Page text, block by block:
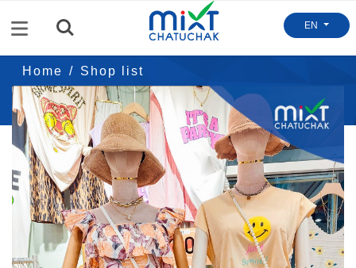
EN
Home Shop list
Warmlight.store